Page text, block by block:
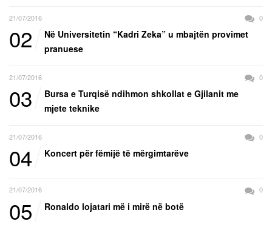
21/07/2016 0
02
Në Universitetin “Kadri Zeka” u mbajtën provimet
pranuese
21/07/2016 0
03
Bursa e Turqisë ndihmon shkollat e Gjilanit me
mjete teknike
21/07/2016 0
04 Koncert për fëmijë të mërgimtarëve
21/07/2016 0
05 Ronaldo lojatari më i mirë në botë